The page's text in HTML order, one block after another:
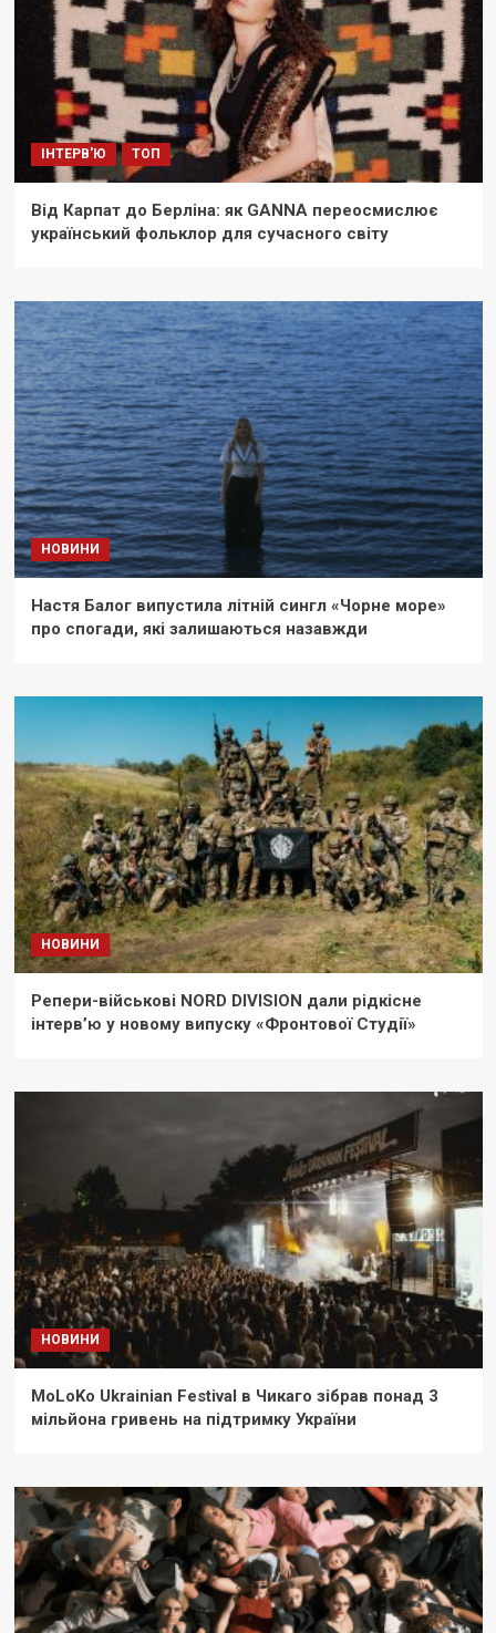
ІНТЕРВ'Ю ТОП
Від Карпат до Берліна: як GANNA переосмислює
український фольклор для сучасного світу
НОВИНИ
Настя Балог випустила літній сингл «Чорне море»
про спогади, які залишаються назавжди
НОВИНИ
Репери-військові NORD DIVISION дали рідкісне
інтерв’ю у новому випуску «Фронтової Студії»
НОВИНИ
MoLoKo Ukrainian Festival в Чикаго зібрав понад 3
мільйона гривень на підтримку України